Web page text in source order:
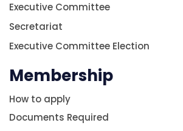
Executive Committee
Secretariat
Executive Committee Election
Membership
How to apply
Documents Required